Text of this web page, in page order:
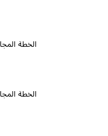
الخطة المجانية ٠
الخطة المجانية ٠